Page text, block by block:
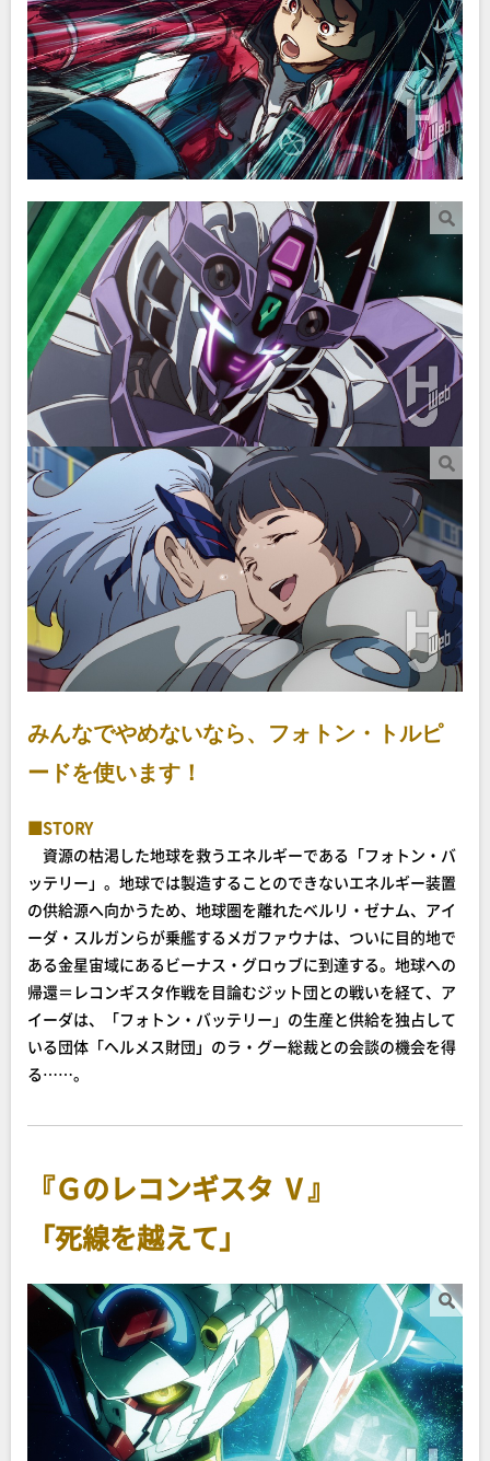
みんなでやめないなら、フォトン・トルピ
ードを使います！
■STORY
資源の枯渇した地球を救うエネルギーである「フォトン・バ
ッテリー」。地球では製造することのできないエネルギー装置
の供給源へ向かうため、地球圏を離れたベルリ・ゼナム、アイ
ーダ・スルガンらが乗艦するメガファウナは、ついに目的地で
ある金星宙域にあるビーナス・グロゥブに到達する。地球への
帰還＝レコンギスタ作戦を目論むジット団との戦いを経て、ア
イーダは、「フォトン・バッテリー」の生産と供給を独占して
いる団体「ヘルメス財団」のラ・グー総裁との会談の機会を得
る……。
『Ｇのレコンギスタ Ⅴ』
「死線を越えて」